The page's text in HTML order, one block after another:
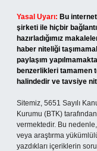
Yasal Uyarı: Bu
şirketi ile hiçbir
hazırladığımız
haber niteliği
paylaşım
benzerlikleri tamamen
halindedir ve tavsiye
Sitemiz, 5651 Sayılı
Kurumu (BTK)
vermektedir. Bu
veya araştırma
yazdıkları içeriklerin